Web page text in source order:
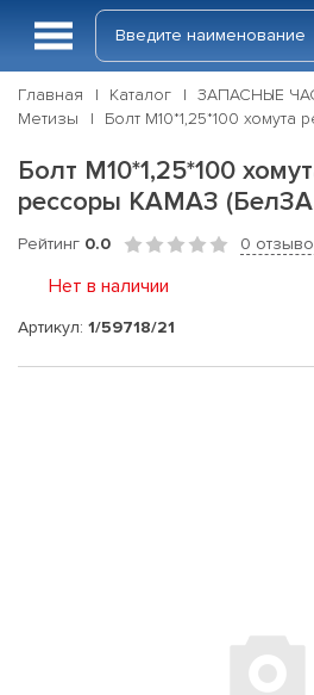
Главная Каталог ЗАПАСНЫЕ
Метизы
Болт М10*1,25*100
Болт М10*1,25*100
рессоры КАМАЗ
Рейтинг 0.0 0
Нет в наличии
Артикул: 1/59718/21